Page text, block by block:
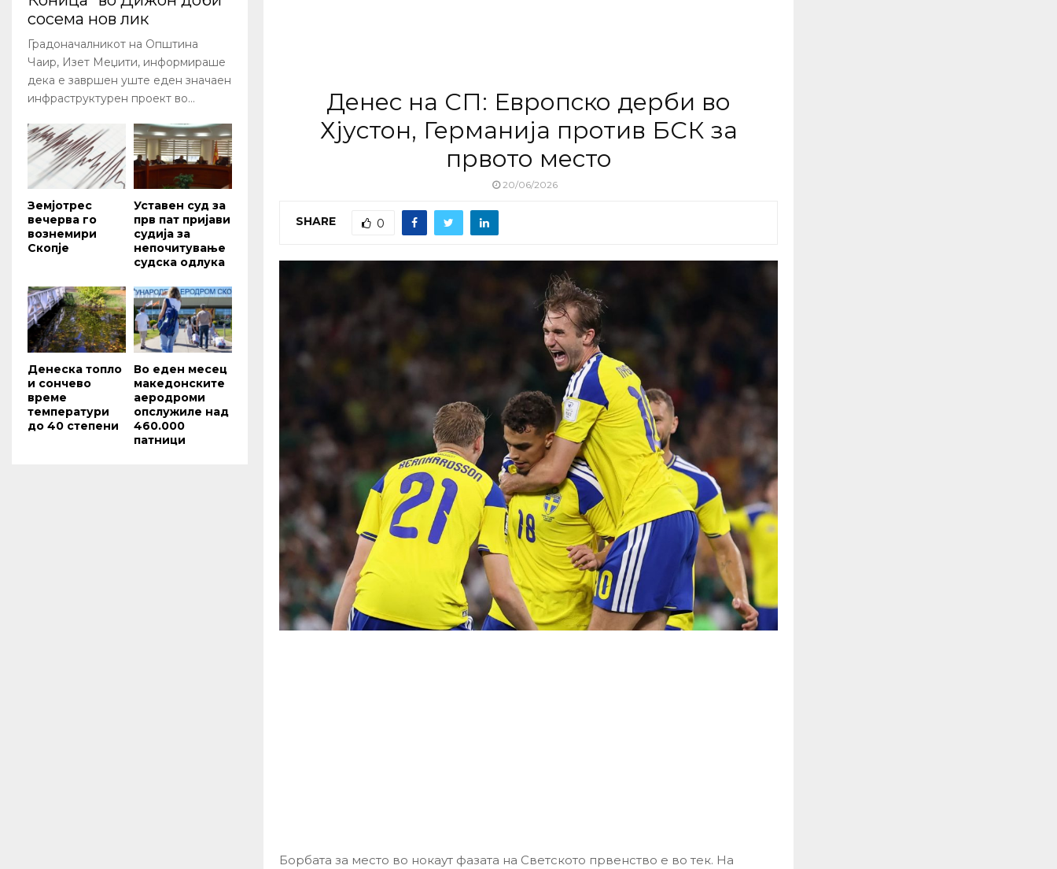
Денес на СП: Европско дерби во
Хјустон, Германија против БСК за
првото место
20/06/2026
SHARE 0
Борбата за место во нокаут фазата на Светското првенство е во тек. На
сосема нов лик
Градоначалникот на Општина
Чаир, Изет Меџити, информираше
дека е завршен уште еден значаен
инфраструктурен проект во...
Земјотрес
вечерва го
вознемири
Скопје
Уставен суд за
прв пат пријави
судија за
непочитување
судска одлука
Денеска топло
и сончево
време
температури
до 40 степени
Во еден месец
македонските
аеродроми
опслужиле над
460.000
патници